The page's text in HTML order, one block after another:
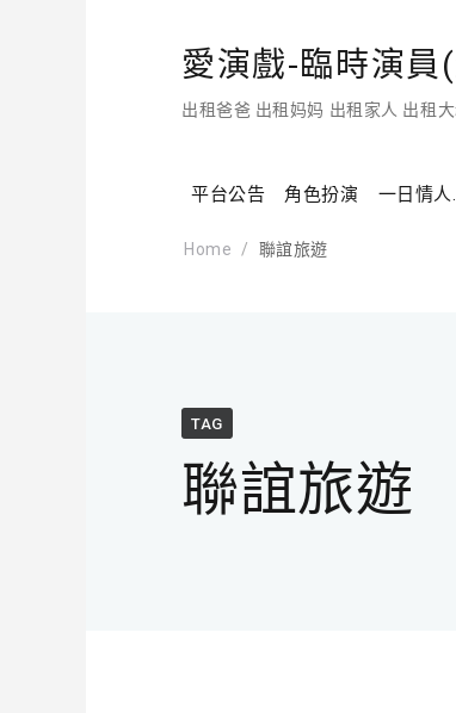
愛演戲-臨時演員
出租爸爸 出租妈妈 出租家人 出租
平台公告 角色扮演 一日情人.
Home 聯誼旅遊
TAG
聯誼旅遊